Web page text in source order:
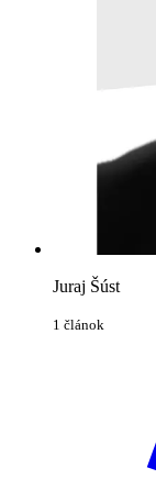
Juraj Šúst
1 článok